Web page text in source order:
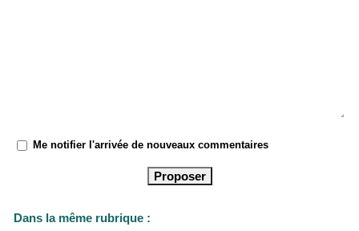
Me notifier l'arrivée de nouveaux commentaires
Dans la même rubrique :